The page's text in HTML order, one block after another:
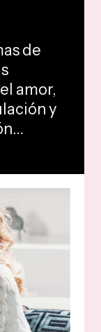
de
amor,
y